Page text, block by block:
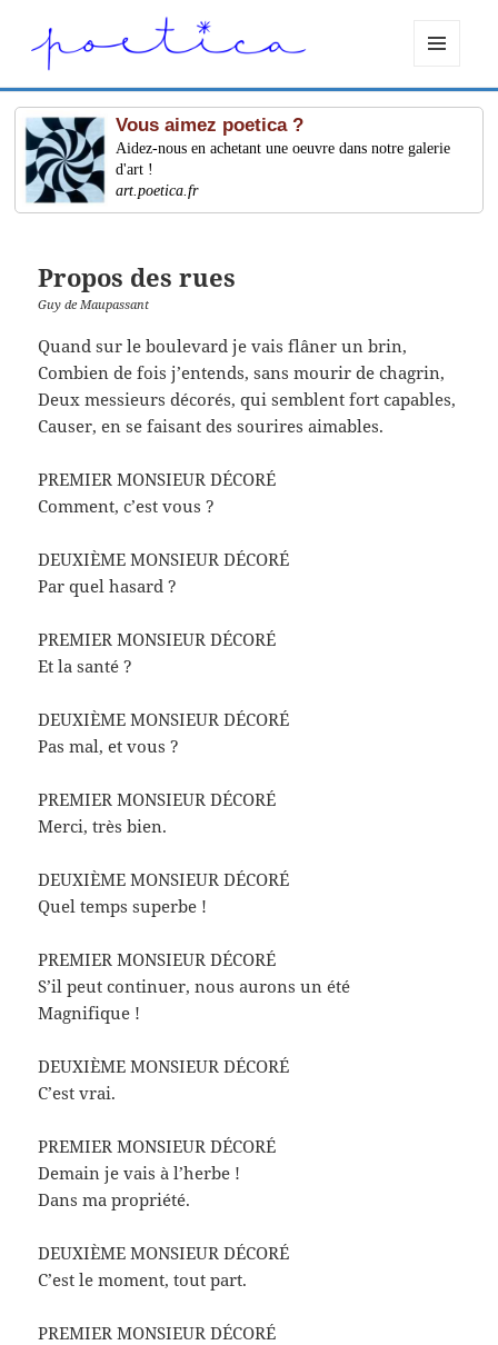
ET
WIDGETS
Vous aimez poetica ?
Aidez-nous en achetant une oeuvre dans notre galerie
d'art !
art.poetica.fr
Propos des rues
Guy de Maupassant
Quand sur le boulevard je vais flâner un brin,
Combien de fois j’entends, sans mourir de chagrin,
Deux messieurs décorés, qui semblent fort capables,
Causer, en se faisant des sourires aimables.
PREMIER MONSIEUR DÉCORÉ
Comment, c’est vous ?
DEUXIÈME MONSIEUR DÉCORÉ
Par quel hasard ?
PREMIER MONSIEUR DÉCORÉ
Et la santé ?
DEUXIÈME MONSIEUR DÉCORÉ
Pas mal, et vous ?
PREMIER MONSIEUR DÉCORÉ
Merci, très bien.
DEUXIÈME MONSIEUR DÉCORÉ
Quel temps superbe !
PREMIER MONSIEUR DÉCORÉ
S’il peut continuer, nous aurons un été
Magnifique !
DEUXIÈME MONSIEUR DÉCORÉ
C’est vrai.
PREMIER MONSIEUR DÉCORÉ
Demain je vais à l’herbe !
Dans ma propriété.
DEUXIÈME MONSIEUR DÉCORÉ
C’est le moment, tout part.
PREMIER MONSIEUR DÉCORÉ